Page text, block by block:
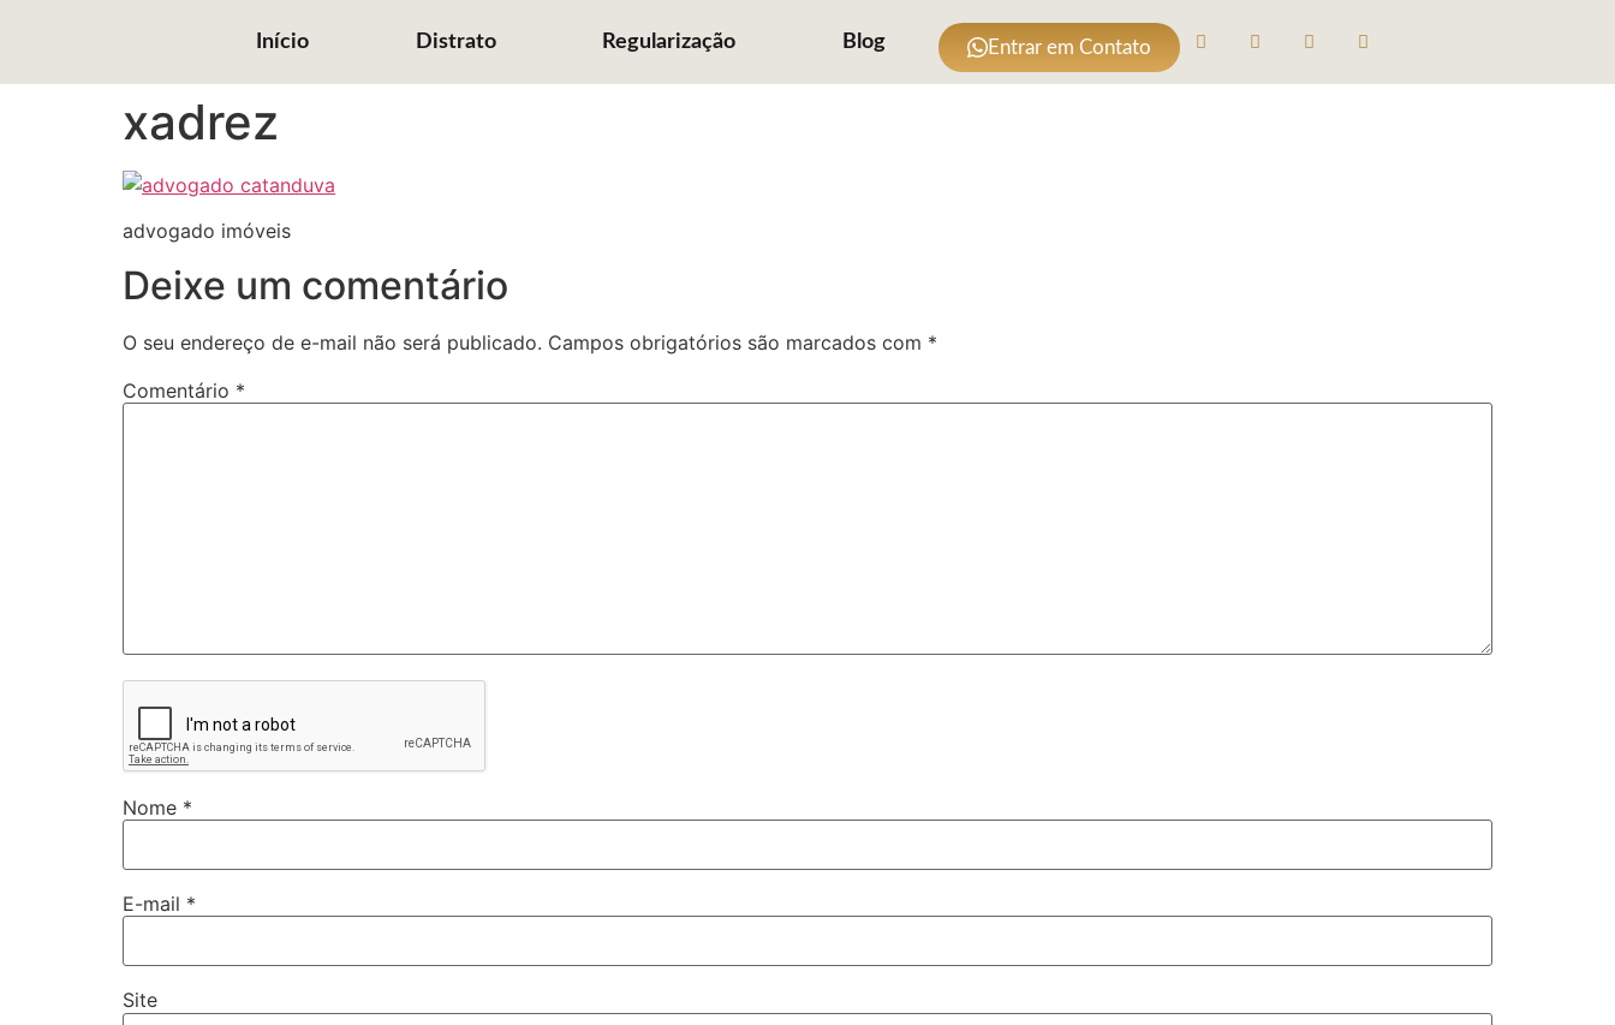
Início Distrato Regularização Blog Entrar em Contato
xadrez
advogado imóveis
Deixe um comentário
O seu endereço de e-mail não será publicado. Campos obrigatórios são marcados com *
Comentário *
Nome *
E-mail *
Site